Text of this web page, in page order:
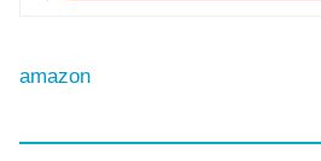
amazon